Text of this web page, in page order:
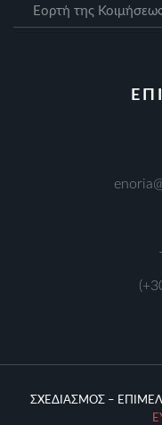
Eορτή της
ΣΧΕΔΙΑΣΜΟΣ –